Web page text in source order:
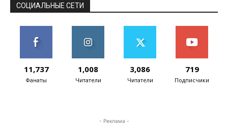
СОЦИАЛЬНЫЕ СЕТИ
11,737
Фанаты
1,008
Читатели
3,086
Читатели
719
Подписчики
- Реклама -